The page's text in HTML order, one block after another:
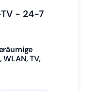
- 24-7
TV,